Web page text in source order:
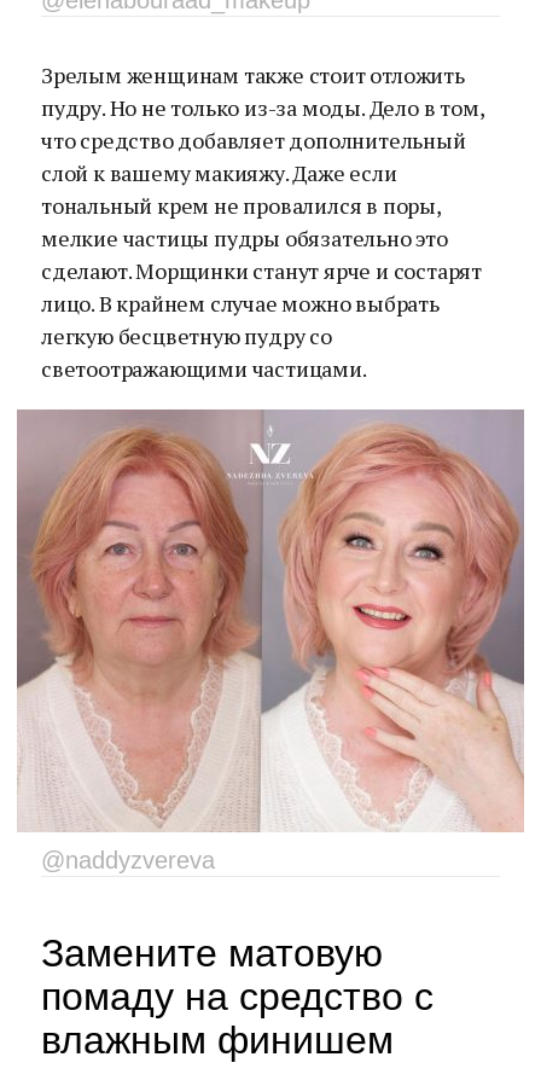
Зрелым женщинам также стоит отложить
пудру. Но не только из-за моды. Дело в том,
что средство добавляет дополнительный
слой к вашему макияжу. Даже если
тональный крем не провалился в поры,
мелкие частицы пудры обязательно это
сделают. Морщинки станут ярче и состарят
лицо. В крайнем случае можно выбрать
легкую бесцветную пудру со
светоотражающими частицами.
@naddyzvereva
Замените матовую
помаду на средство с
влажным финишем